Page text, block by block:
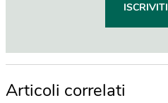
ISCRIVITI
Articoli correlati